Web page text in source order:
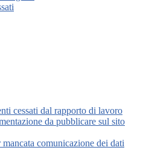
cessati dal rapporto di lavoro
da pubblicare sul sito
mancata comunicazione dei dati